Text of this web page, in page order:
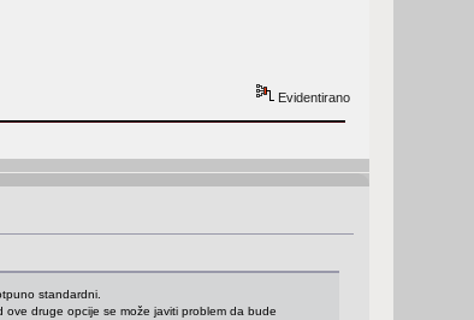
Evidentirano
standardni.
ove druge opcije se može javiti problem da bude